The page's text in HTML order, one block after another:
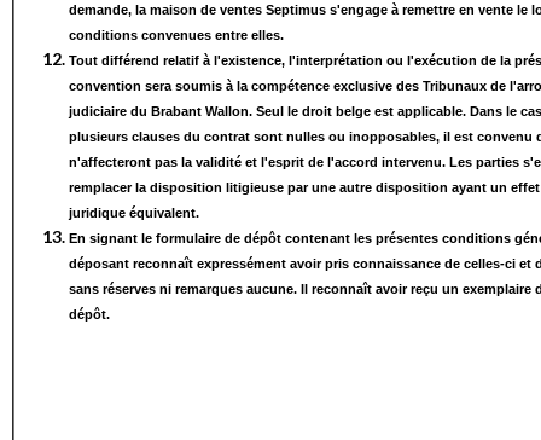
demande, la maison de ventes Septimus s'engage à remettre en vente le
conditions convenues entre elles.
Tout différend relatif à l'existence, l'interprétation ou l'exécution de la
convention sera soumis à la compétence exclusive des Tribunaux de
judiciaire du Brabant Wallon. Seul le droit belge est applicable. Dans le
plusieurs clauses du contrat sont nulles ou inopposables, il est convenu
n'affecteront pas la validité et l'esprit de l'accord intervenu. Les parties
remplacer la disposition litigieuse par une autre disposition ayant un
juridique équivalent.
En signant le formulaire de dépôt contenant les présentes conditions
déposant reconnaît expressément avoir pris connaissance de celles-ci et
sans réserves ni remarques aucune. Il reconnaît avoir reçu un exemplaire
dépôt.